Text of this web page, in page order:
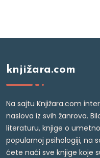
knjižara.com
Na sajtu Knjižara.com
naslova iz svih žanrova.
literaturu, knjige o
popularnoj psihologiji, na
ćete naći sve knjige koje